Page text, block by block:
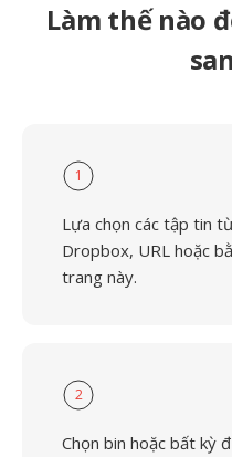
Làm thế nào
1
Lựa chọn các tập tin
Dropbox, URL hoặc
trang này.
2
Chọn bin hoặc bất kỳ